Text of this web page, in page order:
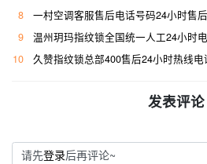
8
一村空调客服售后电话号码24小时售
9
温州玥玛指纹锁全国统一人工24小时
10
久赞指纹锁总部400售后24小时热线电
发表评论
请先登录后再评论~